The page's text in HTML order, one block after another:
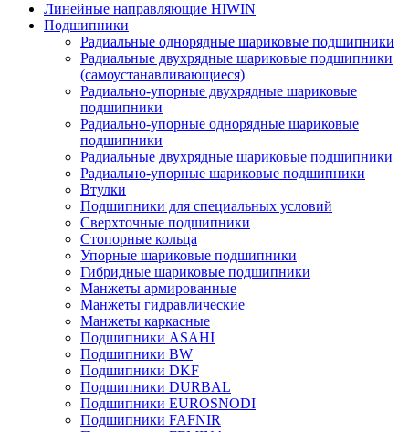
Линейные направляющие HIWIN
Подшипники
Радиальные однорядные шариковые подшипники
Радиальные двухрядные шариковые подшипники
(самоустанавливающиеся)
Радиально-упорные двухрядные шариковые
подшипники
Радиально-упорные однорядные шариковые
подшипники
Радиальные двухрядные шариковые подшипники
Радиально-упорные шариковые подшипники
Втулки
Подшипники для специальных условий
Сверхточные подшипники
Стопорные кольца
Упорные шариковые подшипники
Гибридные шариковые подшипники
Манжеты армированные
Манжеты гидравлические
Манжеты каркасные
Подшипники ASAHI
Подшипники BW
Подшипники DKF
Подшипники DURBAL
Подшипники EUROSNODI
Подшипники FAFNIR